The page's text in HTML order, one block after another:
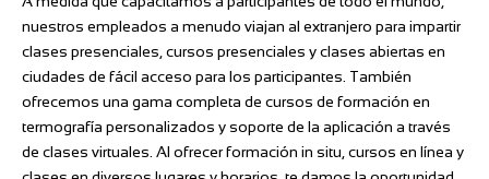
nuestros empleados a menudo viajan al extranjero para impartir
clases presenciales, cursos presenciales y clases abiertas en
ciudades de fácil acceso para los participantes. También
ofrecemos una gama completa de cursos de formación en
termografía personalizados y soporte de la aplicación a través
de clases virtuales. Al ofrecer formación in situ, cursos en línea y